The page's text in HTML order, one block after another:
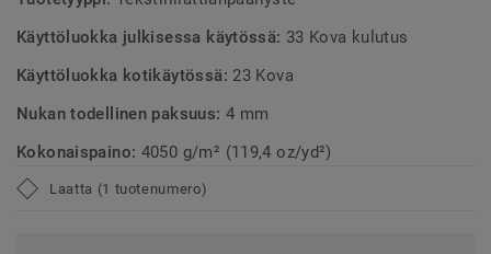
Käyttöluokka julkisessa käytössä: 33 Kova kulutus
Käyttöluokka kotikäytössä: 23 Kova
Nukan todellinen paksuus: 4 mm
Kokonaispaino: 4050 g/m² (119,4 oz/yd²)
Laatta (1 tuotenumero)